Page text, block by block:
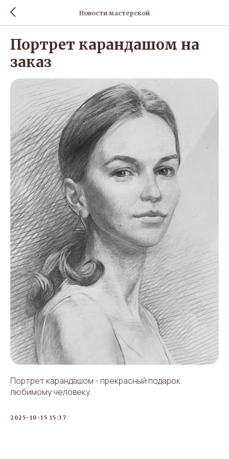
Новости мастерской
Портрет карандашом на
заказ
Портрет карандашом - прекрасный подарок
любимому человеку.
2025-10-15 15:37